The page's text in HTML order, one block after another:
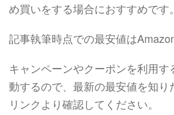
め買いをする場合におすすめです。
記事執筆時点での最安値は
キャンペーンやクーポンを利用す
動するので、最新の最安値を知り
リンクより確認してください。